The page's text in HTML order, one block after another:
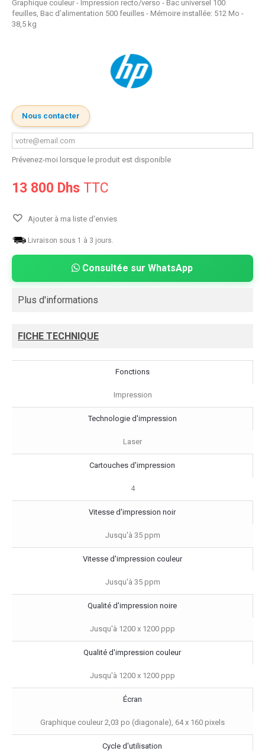
Graphique couleur - Impression recto/verso - Bac universel 100
feuilles, Bac d’alimentation 500 feuilles - Mémoire installée: 512 Mo -
38,5 kg
Nous contacter
Prévenez-moi lorsque le produit est disponible
13 800 Dhs TTC
Ajouter à ma liste d'envies
Livraison sous 1 à 3 jours.
Consultée sur WhatsApp
Plus d'informations
FICHE TECHNIQUE
Fonctions
Impression
Technologie d'impression
Laser
Cartouches d'impression
4
Vitesse d'impression noir
Jusqu'à 35 ppm
Vitesse d'impression couleur
Jusqu'à 35 ppm
Qualité d'impression noire
Jusqu'à 1200 x 1200 ppp
Qualité d'impression couleur
Jusqu'à 1200 x 1200 ppp
Écran
Graphique couleur 2,03 po (diagonale), 64 x 160 pixels
Cycle d'utilisation